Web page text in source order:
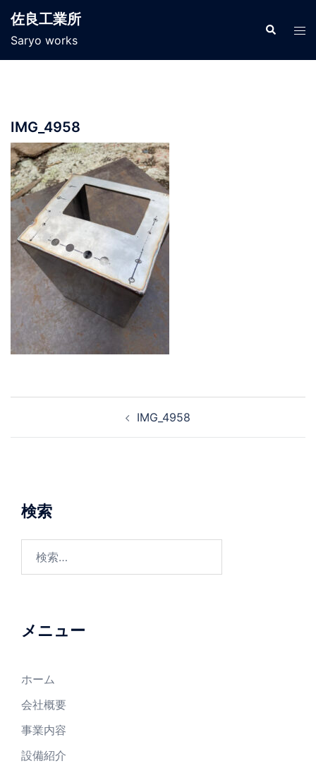
ン
佐良工業所
Saryo works
検
索
ト
IMG_4958
ー
シ
ョ
IMG_4958
検索
メニュー
ホーム
会社概要
事業内容
設備紹介